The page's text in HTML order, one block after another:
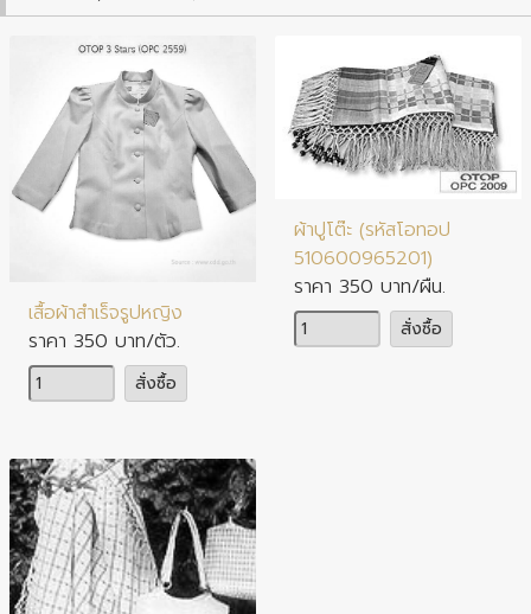
ประเภทสินค้า : ผ้า เครื่องแต่งกาย
เสื้อผ้าสำเร็จรูปหญิง
ราคา 350 บาท/ตัว.
จำนวน
สั่งซื้อ
ประเภทสินค้า : ผ้า เครื่องแต่งกาย
ผ้าปูโต๊ะ (รหัสโอทอป
510600965201)
ราคา 350 บาท/ผืน.
จำนวน
สั่งซื้อ